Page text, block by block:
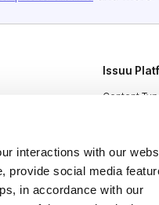
interactions with our
provide social media
in accordance with our
Issuu
Content
Flipbook
Industries